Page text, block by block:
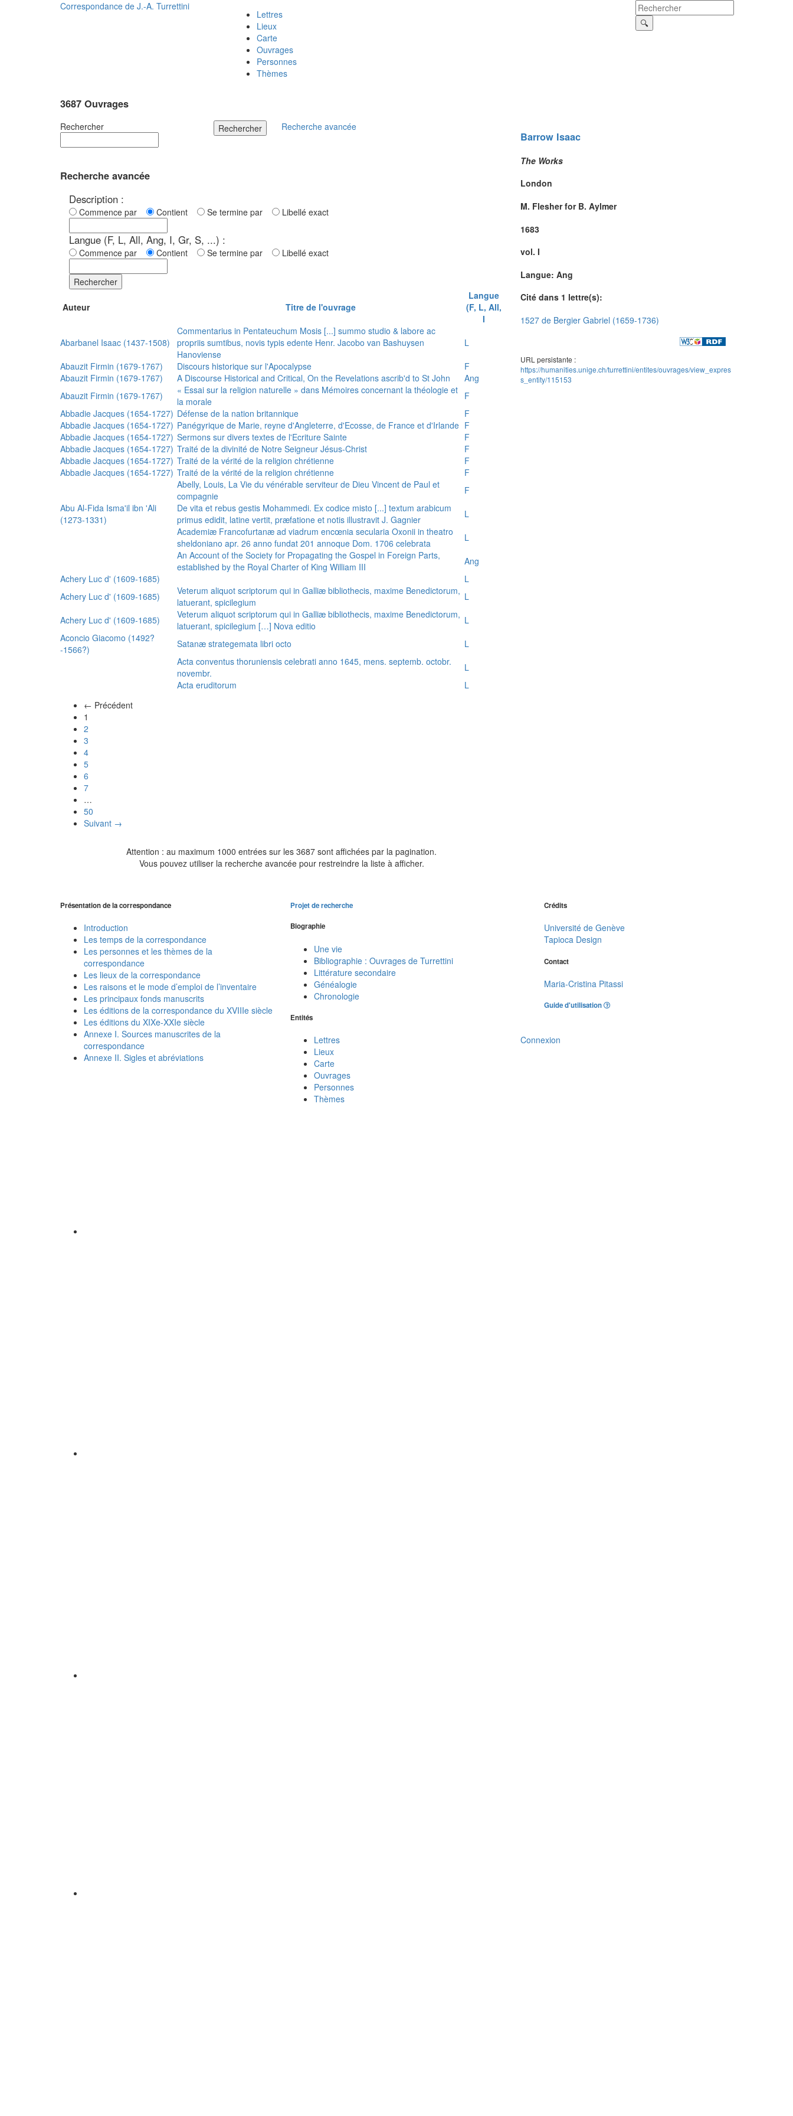
Correspondance de J.-A. Turrettini
Lettres
Lieux
Carte
Ouvrages
Personnes
Thèmes
3687 Ouvrages
Rechercher Rechercher Recherche avancée
Recherche avancée
Description :
Commence par Contient Se termine par Libellé exact
Langue (F, L, All, Ang, I, Gr, S, ...) :
Commence par Contient Se termine par Libellé exact
Rechercher
Auteur Titre de l'ouvrage
Langue
(F, L, All,
I
Abarbanel Isaac (1437-1508)
Commentarius in Pentateuchum Mosis [...] summo studio & labore ac
propriis sumtibus, novis typis edente Henr. Jacobo van Bashuysen
Hanoviense
L
Abauzit Firmin (1679-1767)
Discours historique sur l'Apocalypse
F
Abauzit Firmin (1679-1767)
A Discourse Historical and Critical, On the Revelations ascrib'd to St John
Ang
Abauzit Firmin (1679-1767)
« Essai sur la religion naturelle » dans Mémoires concernant la théologie et
la morale
F
Abbadie Jacques (1654-1727) Défense de la nation britannique
F
Abbadie Jacques (1654-1727) Panégyrique de Marie, reyne d'Angleterre, d'Ecosse, de France et d'Irlande F
Abbadie Jacques (1654-1727) Sermons sur divers textes de l'Ecriture Sainte
F
Abbadie Jacques (1654-1727) Traité de la divinité de Notre Seigneur Jésus-Christ
F
Abbadie Jacques (1654-1727) Traité de la vérité de la religion chrétienne
F
Abbadie Jacques (1654-1727) Traité de la vérité de la religion chrétienne
F
Abelly, Louis, La Vie du vénérable serviteur de Dieu Vincent de Paul et
compagnie
F
Abu Al-Fida Isma'il ibn 'Ali
(1273-1331)
De vita et rebus gestis Mohammedi. Ex codice misto [...] textum arabicum
primus edidit, latine vertit, præfatione et notis illustravit J. Gagnier
L
Academiæ Francofurtanæ ad viadrum encœnia secularia Oxonii in theatro
sheldoniano apr. 26 anno fundat 201 annoque Dom. 1706 celebrata
L
An Account of the Society for Propagating the Gospel in Foreign Parts,
established by the Royal Charter of King William III
Ang
Achery Luc d' (1609-1685)
L
Achery Luc d' (1609-1685)
Veterum aliquot scriptorum qui in Galliæ bibliothecis, maxime Benedictorum,
latuerant, spicilegium
L
Achery Luc d' (1609-1685)
Veterum aliquot scriptorum qui in Galliæ bibliothecis, maxime Benedictorum,
latuerant, spicilegium […] Nova editio
L
Aconcio Giacomo (1492?
-1566?)
Satanæ strategemata libri octo
L
Acta conventus thoruniensis celebrati anno 1645, mens. septemb. octobr.
novembr.
L
Acta eruditorum
L
← Précédent
1
2
3
4
5
6
7
…
50
Suivant →
Attention : au maximum 1000 entrées sur les 3687 sont affichées par la pagination.
Vous pouvez utiliser la recherche avancée pour restreindre la liste à afficher.
Barrow Isaac
The Works
London
M. Flesher for B. Aylmer
1683
vol. I
Langue: Ang
Cité dans 1 lettre(s):
1527 de Bergier Gabriel (1659-1736)
URL persistante :
https://humanities.unige.ch/turrettini/entites/ouvrages/view_expres
s_entity/115153
Présentation de la correspondance
Introduction
Les temps de la correspondance
Les personnes et les thèmes de la
correspondance
Les lieux de la correspondance
Les raisons et le mode d’emploi de l’inventaire
Les principaux fonds manuscrits
Les éditions de la correspondance du XVIIIe siècle
Les éditions du XIXe-XXIe siècle
Annexe I. Sources manuscrites de la
correspondance
Annexe II. Sigles et abréviations
Projet de recherche
Biographie
Une vie
Bibliographie : Ouvrages de Turrettini
Littérature secondaire
Généalogie
Chronologie
Entités
Lettres
Lieux
Carte
Ouvrages
Personnes
Thèmes
Crédits
Université de Genève
Tapioca Design
Contact
Maria-Cristina Pitassi
Guide d'utilisation
Connexion